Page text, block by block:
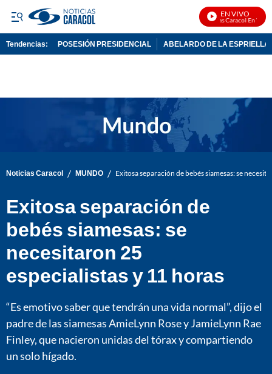
EN VIVO
Noticias Caracol En Vivo
Tendencias: POSESIÓN PRESIDENCIAL ABELARDO DE LA ESPRIELLA
Noticias Caracol / MUNDO / Exitosa separación de bebés siamesas: se
Exitosa separación de
bebés siamesas: se
necesitaron 25
especialistas y 11 horas
“Es emotivo saber que tendrán una vida normal”, dijo el
padre de las siamesas AmieLynn Rose y JamieLynn Rae
Finley, que nacieron unidas del tórax y compartiendo
un solo hígado.